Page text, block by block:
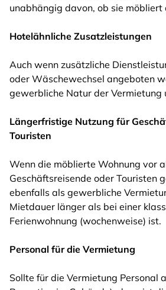
unabhängig davon, ob sie möbliert
Hotelähnliche Zusatzleistungen
Auch wenn zusätzliche
oder Wäschewechsel angeboten
gewerbliche Natur der Vermietung
Längerfristige Nutzung für
Touristen
Wenn die möblierte Wohnung vor
Geschäftsreisende oder Touristen
ebenfalls als gewerbliche
Mietdauer länger als bei einer
Ferienwohnung (wochenweise) ist.
Personal für die Vermietung
Sollte für die Vermietung Personal